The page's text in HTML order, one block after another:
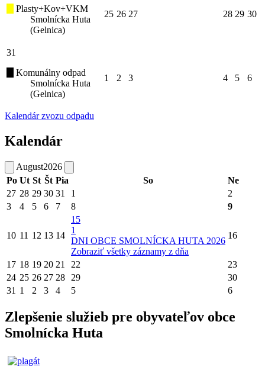
Plasty+Kov+VKM
Smolnícka Huta
(Gelnica)
25 26 27 28 29 30
31
Komunálny odpad
Smolnícka Huta
(Gelnica)
1 2 3 4 5 6
Kalendár zvozu odpadu
Kalendár
August2026
Po Ut St Št Pia So
Ne
27 28 29 30 31 1
2
3
4 5 6 7 8 9
10 11 12 13 14
15
1
DNI OBCE SMOLNÍCKA HUTA 2026
Zobraziť všetky záznamy z dňa
16
17 18 19 20 21 22
23
24 25 26 27 28 29
30
31 1 2 3 4 5 6
Zlepšenie služieb pre obyvateľov obce
Smolnícka Huta